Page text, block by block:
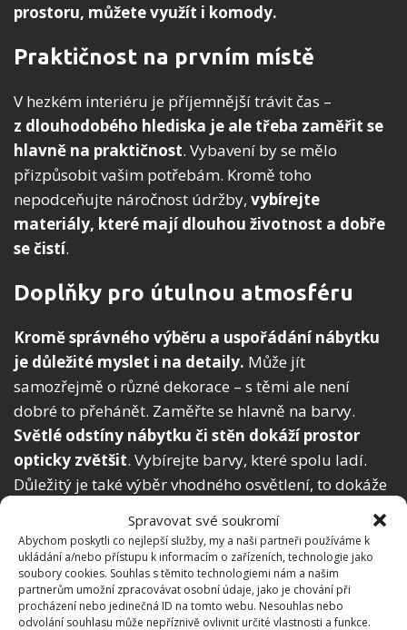
Spravovat své soukromí
Abychom poskytli co nejlepší služby, my a naši partneři používáme k
ukládání a/nebo přístupu k informacím o zařízeních, technologie jako
soubory cookies. Souhlas s těmito technologiemi nám a našim
partnerům umožní zpracovávat osobní údaje, jako je chování při
procházení nebo jedinečná ID na tomto webu. Nesouhlas nebo
odvolání souhlasu může nepříznivě ovlivnit určité vlastnosti a funkce.
prostoru, můžete využít i komody.
Praktičnost na prvním místě
V hezkém interiéru je příjemnější trávit čas –
z dlouhodobého hlediska je ale třeba zaměřit se
hlavně na praktičnost. Vybavení by se mělo
přizpůsobit vašim potřebám. Kromě toho
nepodceňujte náročnost údržby, vybírejte
materiály, které mají dlouhou životnost a dobře
se čistí.
Doplňky pro útulnou atmosféru
Kromě správného výběru a uspořádání nábytku
je důležité myslet i na detaily. Může jít
samozřejmě o různé dekorace – s těmi ale není
dobré to přehánět. Zaměřte se hlavně na barvy.
Světlé odstíny nábytku či stěn dokáží prostor
opticky zvětšit. Vybírejte barvy, které spolu ladí.
Důležitý je také výběr vhodného osvětlení, to dokáže
výrazně ovlivnit atmosféru. Klasické stropní svítidlo
je samozřejmě praktické, ale pro večerní relax se
hodí spíše lampa nebo jiné ambientní osvětlení.
Možností je celá řada, vybírat tak můžete přímo na
míru svému interiéru.